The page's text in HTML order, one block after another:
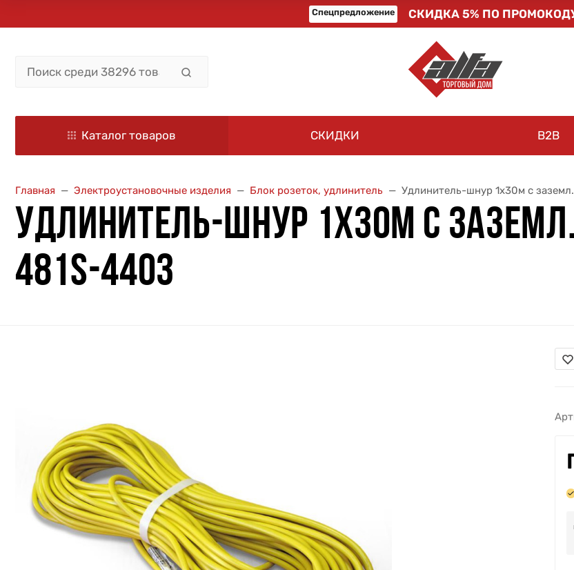
Спецпредложение СКИДКА 5% ПО ПРОМОКОДУ
Каталог товаров СКИДКИ B2B
Главная Электроустановочные изделия Блок розеток, удлинитель Удлинитель-шнур 1х30м с
УДЛИНИТЕЛЬ-ШНУР 1Х30М С
481S-4403